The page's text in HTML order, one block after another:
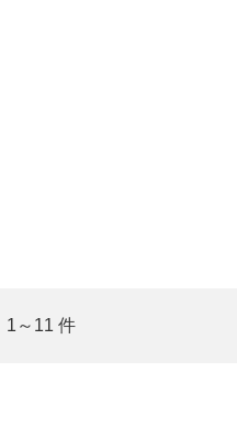
1～11 件